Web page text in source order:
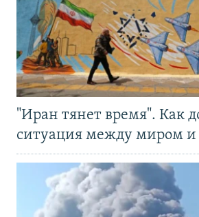
"Иран тянет время". Как
ситуация между миром и